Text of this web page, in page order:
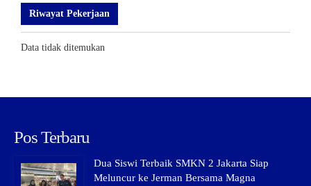
Riwayat Pekerjaan
Data tidak ditemukan
Pos Terbaru
Dua Siswi Terbaik SMKN 2 Jakarta Siap
Meluncur ke Jerman Bersama Magna